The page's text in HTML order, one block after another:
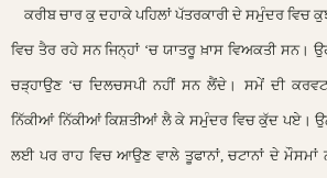
ਕਰੀਬ ਚਾਰ ਕੁ ਦਹਾਕੇ ਪਹਿਲਾਂ ਪੱਤਰਕਾਰੀ ਦੇ ਸਮੁੰਦਰ ਵਿਚ
ਵਿਚ ਤੈਰ ਰਹੇ ਸਨ ਜਿਨ੍ਹਾਂ ‘ਚ ਯਾਤਰੂ ਖ਼ਾਸ ਵਿਅਕਤੀ ਸਨ।
ਚੜ੍ਹਾਉਣ ‘ਚ ਦਿਲਚਸਪੀ ਨਹੀਂ ਸਨ ਲੈਂਦੇ। ਸਮੇਂ ਦੀ
ਨਿੱਕੀਆਂ ਨਿੱਕੀਆਂ ਕਿਸ਼ਤੀਆਂ ਲੈ ਕੇ ਸਮੁੰਦਰ ਵਿਚ ਕੁੱਦ ਪਏ।
ਲਈ ਪਰ ਰਾਹ ਵਿਚ ਆਉਣ ਵਾਲੇ ਤੂਫਾਨਾਂ, ਚਟਾਨਾਂ ਦੇ ਮੌਸਮਾਂ